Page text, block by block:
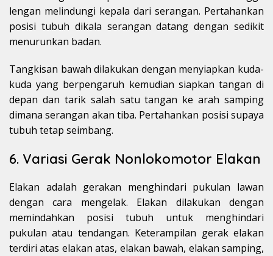
lengan melindungi kepala dari serangan. Pertahankan
posisi tubuh dikala serangan datang dengan sedikit
menurunkan badan.
Tangkisan bawah dilakukan dengan menyiapkan kuda-
kuda yang berpengaruh kemudian siapkan tangan di
depan dan tarik salah satu tangan ke arah samping
dimana serangan akan tiba. Pertahankan posisi supaya
tubuh tetap seimbang.
6. Variasi Gerak Nonlokomotor Elakan
Elakan adalah gerakan menghindari pukulan lawan
dengan cara mengelak. Elakan dilakukan dengan
memindahkan posisi tubuh untuk menghindari
pukulan atau tendangan. Keterampilan gerak elakan
terdiri atas elakan atas, elakan bawah, elakan samping,